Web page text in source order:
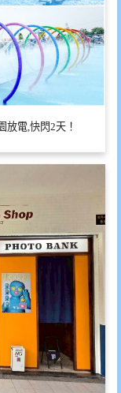
放電,快閃2天！